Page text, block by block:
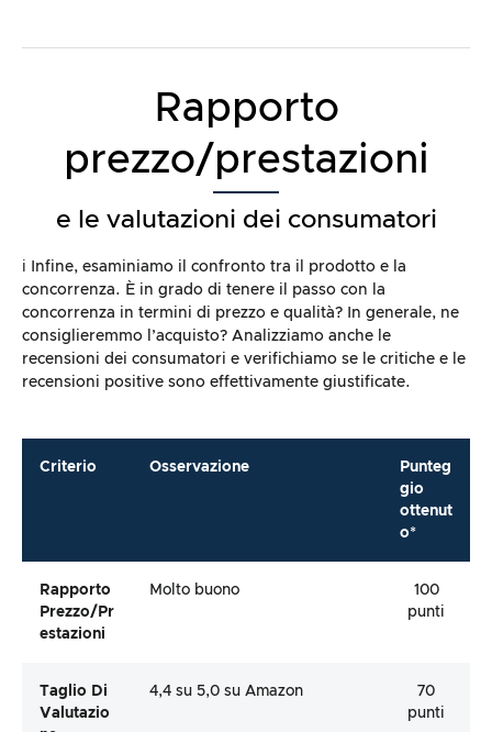
Rapporto
prezzo/prestazioni
e le valutazioni dei consumatori
ℹ️ Infine, esaminiamo il confronto tra il prodotto e la
concorrenza. È in grado di tenere il passo con la
concorrenza in termini di prezzo e qualità? In generale, ne
consiglieremmo l’acquisto? Analizziamo anche le
recensioni dei consumatori e verifichiamo se le critiche e le
recensioni positive sono effettivamente giustificate.
Criterio Osservazione
Punteg
gio
ottenut
o*
Rapporto
Prezzo/pr
Estazioni
Molto buono
100
punti
Taglio Di
Valutazio
4,4 su 5,0 su Amazon
70
punti